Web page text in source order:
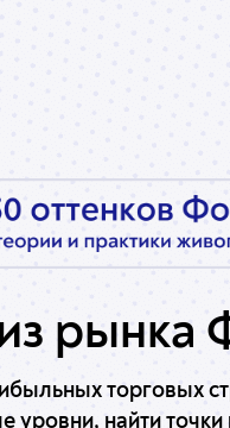
рынка
торговых
найти точки